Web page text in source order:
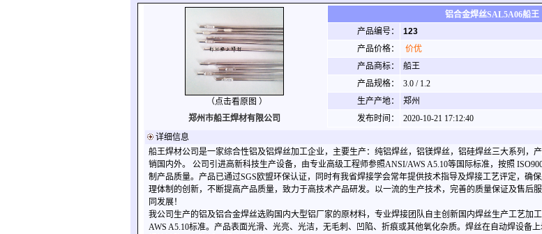
（点击看原图 ）
郑州市船王焊材有限公司
铝合金焊丝SAL5A06船王
产品编号：
123
产品价格：
价优
产品商标：
船王
产品规格：
3.0 / 1.2
生产产地：
郑州
发布时间：
2020-10-21 17:12:40
详细信息
船王焊材公司是一家综合性铝及铝焊丝加工企业，主要生产：纯铝焊丝，铝镁焊丝，铝硅焊丝三大系列，
销国内外。 公司引进高新科技生产设备，由专业高级工程师参照ANSI/AWS A5.10等国际标准，按照
制产品质量。产品已通过SGS欧盟环保认证，同时有我省焊接学会常年提供技术指导及焊接工艺评定，确
理体制的创新，不断提高产品质量，致力于高技术产品研发。以一流的生产技术，完善的质量保证及售后
同发展！
我公司生产的铝及铝合金焊丝选购国内大型铝厂家的原材料，专业焊接团队自主创新国内焊丝生产工艺加
AWS A5.10标准。产品表面光滑、光亮、光洁，无毛刺、凹陷、折痕或其他氧化杂质。焊丝在自动焊设备